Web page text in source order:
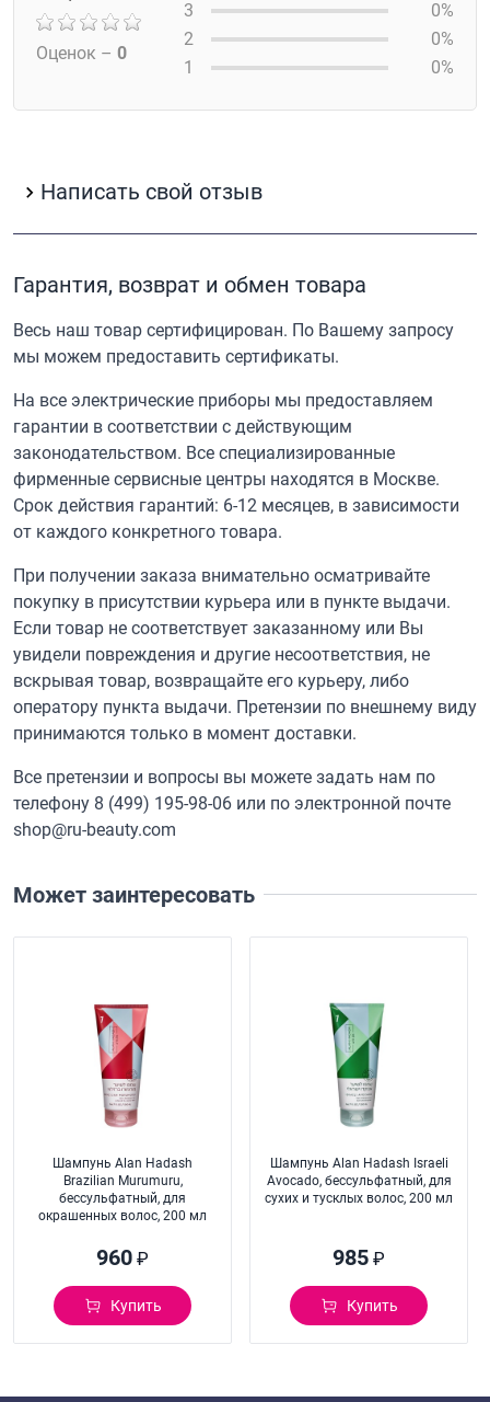
Оценок – 0
3
0%
2
0%
1
0%
Написать свой отзыв
Гарантия, возврат и обмен товара
Весь наш товар сертифицирован. По Вашему запросу
мы можем предоставить сертификаты.
На все электрические приборы мы предоставляем
гарантии в соответствии с действующим
законодательством. Все специализированные
фирменные сервисные центры находятся в Москве.
Срок действия гарантий: 6-12 месяцев, в зависимости
от каждого конкретного товара.
При получении заказа внимательно осматривайте
покупку в присутствии курьера или в пункте выдачи.
Если товар не соответствует заказанному или Вы
увидели повреждения и другие несоответствия, не
вскрывая товар, возвращайте его курьеру, либо
оператору пункта выдачи. Претензии по внешнему виду
принимаются только в момент доставки.
Все претензии и вопросы вы можете задать нам по
телефону 8 (499) 195-98-06 или по электронной почте
shop@ru-beauty.com
Может заинтересовать
Шампунь Alan Hadash
Brazilian Murumuru,
бессульфатный, для
окрашенных волос, 200 мл
960 ₽
Купить
Шампунь Alan Hadash Israeli
Avocado, бессульфатный, для
сухих и тусклых волос, 200 мл
985 ₽
Купить